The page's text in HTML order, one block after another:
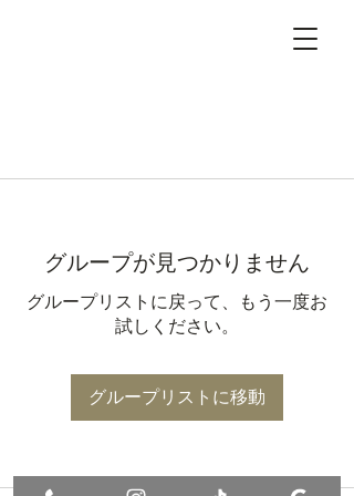
グループが見つかりません
グループリストに戻って、もう一度お
試しください。
グループリストに移動